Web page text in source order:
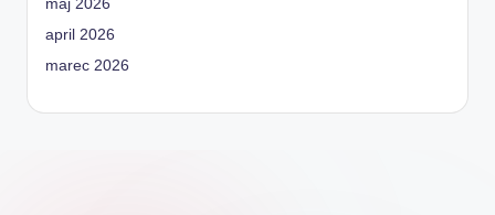
maj 2026
april 2026
marec 2026